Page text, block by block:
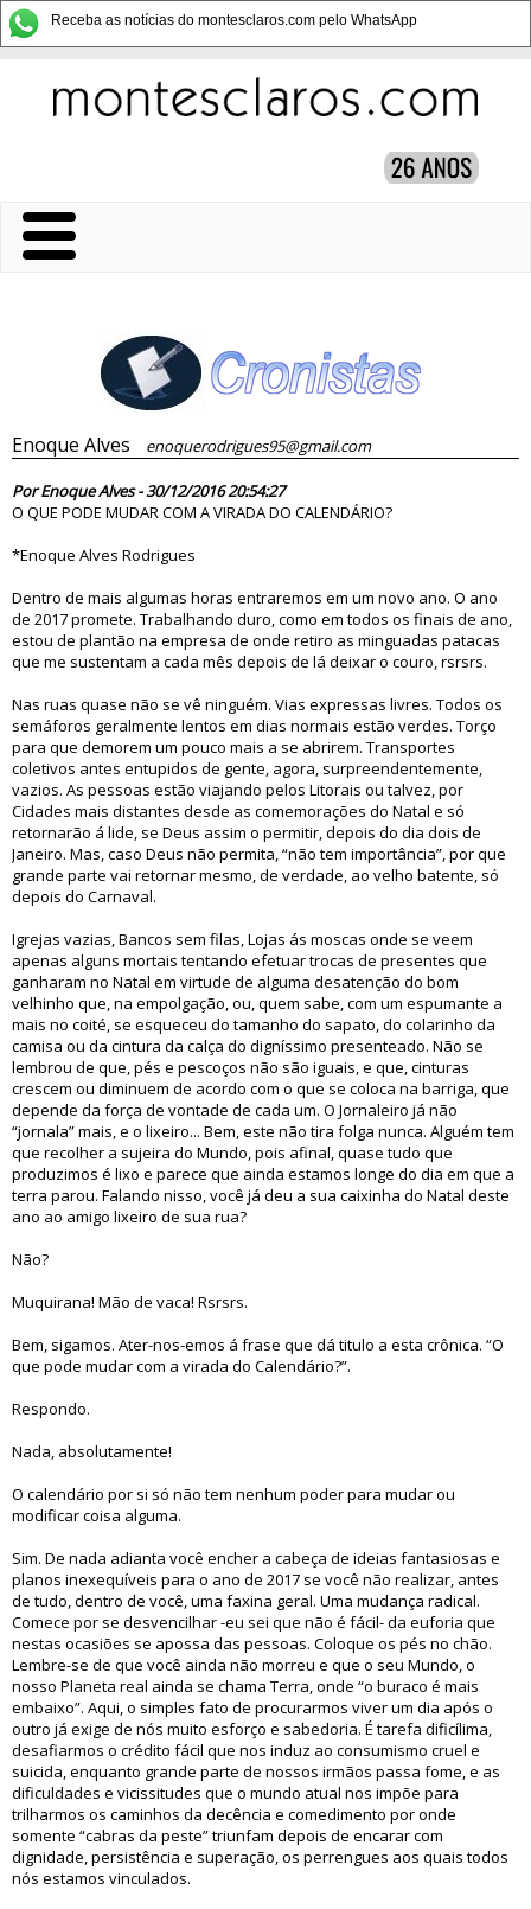
Receba as notícias do montesclaros.com pelo WhatsApp
Enoque Alves
enoquerodrigues95@gmail.com
Por Enoque Alves - 30/12/2016 20:54:27
O QUE PODE MUDAR COM A VIRADA DO CALENDÁRIO?
*Enoque Alves Rodrigues
Dentro de mais algumas horas entraremos em um novo ano. O ano
de 2017 promete. Trabalhando duro, como em todos os finais de ano,
estou de plantão na empresa de onde retiro as minguadas patacas
que me sustentam a cada mês depois de lá deixar o couro, rsrsrs.
Nas ruas quase não se vê ninguém. Vias expressas livres. Todos os
semáforos geralmente lentos em dias normais estão verdes. Torço
para que demorem um pouco mais a se abrirem. Transportes
coletivos antes entupidos de gente, agora, surpreendentemente,
vazios. As pessoas estão viajando pelos Litorais ou talvez, por
Cidades mais distantes desde as comemorações do Natal e só
retornarão á lide, se Deus assim o permitir, depois do dia dois de
Janeiro. Mas, caso Deus não permita, “não tem importância”, por que
grande parte vai retornar mesmo, de verdade, ao velho batente, só
depois do Carnaval.
Igrejas vazias, Bancos sem filas, Lojas ás moscas onde se veem
apenas alguns mortais tentando efetuar trocas de presentes que
ganharam no Natal em virtude de alguma desatenção do bom
velhinho que, na empolgação, ou, quem sabe, com um espumante a
mais no coité, se esqueceu do tamanho do sapato, do colarinho da
camisa ou da cintura da calça do digníssimo presenteado. Não se
lembrou de que, pés e pescoços não são iguais, e que, cinturas
crescem ou diminuem de acordo com o que se coloca na barriga, que
depende da força de vontade de cada um. O Jornaleiro já não
“jornala” mais, e o lixeiro... Bem, este não tira folga nunca. Alguém tem
que recolher a sujeira do Mundo, pois afinal, quase tudo que
produzimos é lixo e parece que ainda estamos longe do dia em que a
terra parou. Falando nisso, você já deu a sua caixinha do Natal deste
ano ao amigo lixeiro de sua rua?
Não?
Muquirana! Mão de vaca! Rsrsrs.
Bem, sigamos. Ater-nos-emos á frase que dá titulo a esta crônica. “O
que pode mudar com a virada do Calendário?”.
Respondo.
Nada, absolutamente!
O calendário por si só não tem nenhum poder para mudar ou
modificar coisa alguma.
Sim. De nada adianta você encher a cabeça de ideias fantasiosas e
planos inexequíveis para o ano de 2017 se você não realizar, antes
de tudo, dentro de você, uma faxina geral. Uma mudança radical.
Comece por se desvencilhar -eu sei que não é fácil- da euforia que
nestas ocasiões se apossa das pessoas. Coloque os pés no chão.
Lembre-se de que você ainda não morreu e que o seu Mundo, o
nosso Planeta real ainda se chama Terra, onde “o buraco é mais
embaixo”. Aqui, o simples fato de procurarmos viver um dia após o
outro já exige de nós muito esforço e sabedoria. É tarefa dificílima,
desafiarmos o crédito fácil que nos induz ao consumismo cruel e
suicida, enquanto grande parte de nossos irmãos passa fome, e as
dificuldades e vicissitudes que o mundo atual nos impõe para
trilharmos os caminhos da decência e comedimento por onde
somente “cabras da peste” triunfam depois de encarar com
dignidade, persistência e superação, os perrengues aos quais todos
nós estamos vinculados.